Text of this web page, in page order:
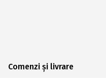
Comenzi și livrare